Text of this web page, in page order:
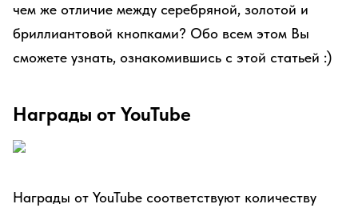
чем же отличие между серебряной, золотой и
бриллиантовой кнопками? Обо всем этом Вы
сможете узнать, ознакомившись с этой статьей :)
Награды от YouTube
Награды от YouTube соответствуют количеству